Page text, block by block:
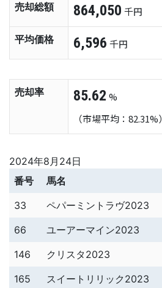
売却総額 864,050 千円
平均価格 6,596 千円
売却率 85.62 %
（市場平均：82.31%）
2024年8月24日
番号
馬名
33
ペパーミントラヴ2023
66
ユーアーマイン2023
146
クリスタ2023
165
スイートリリック2023